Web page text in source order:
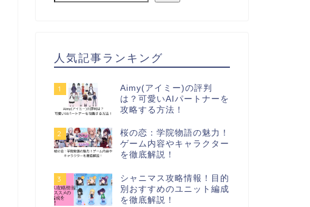
人気記事ランキング
1
Aimy(アイミー)の評判
は？可愛いAIパートナーを
攻略する方法！
2
桜の恋：学院物語の魅力！
ゲーム内容やキャラクター
を徹底解説！
3
シャニマス攻略情報！目的
別おすすめのユニット編成
を徹底解説！